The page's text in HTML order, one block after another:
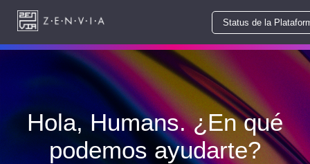
Status de la
Hola, Humans. ¿En qué
podemos ayudarte?